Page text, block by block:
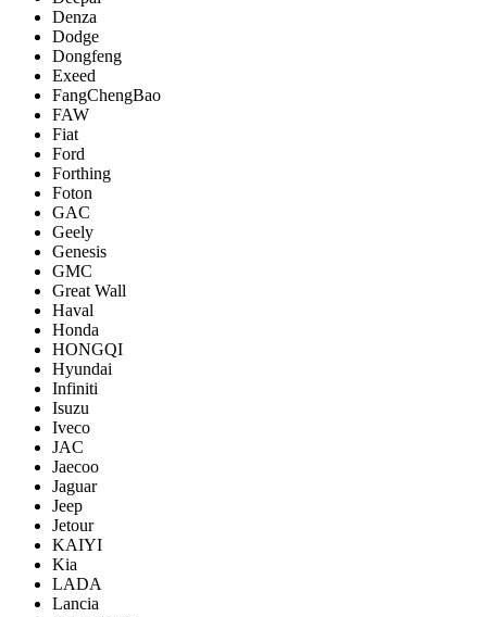
Denza
Dodge
Dongfeng
Exeed
FangChengBao
FAW
Fiat
Ford
Forthing
Foton
GAC
Geely
Genesis
GMC
Great Wall
Haval
Honda
HONGQI
Hyundai
Infiniti
Isuzu
Iveco
JAC
Jaecoo
Jaguar
Jeep
Jetour
KAIYI
Kia
LADA
Lancia